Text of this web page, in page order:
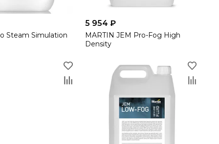
Steam Simulation
5 954 ₽
MARTIN JEM Pro-Fog High
Density